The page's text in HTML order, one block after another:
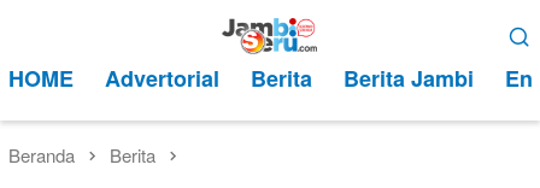
kontenMobile
HOME Advertorial Berita Berita Jambi
Beranda Berita